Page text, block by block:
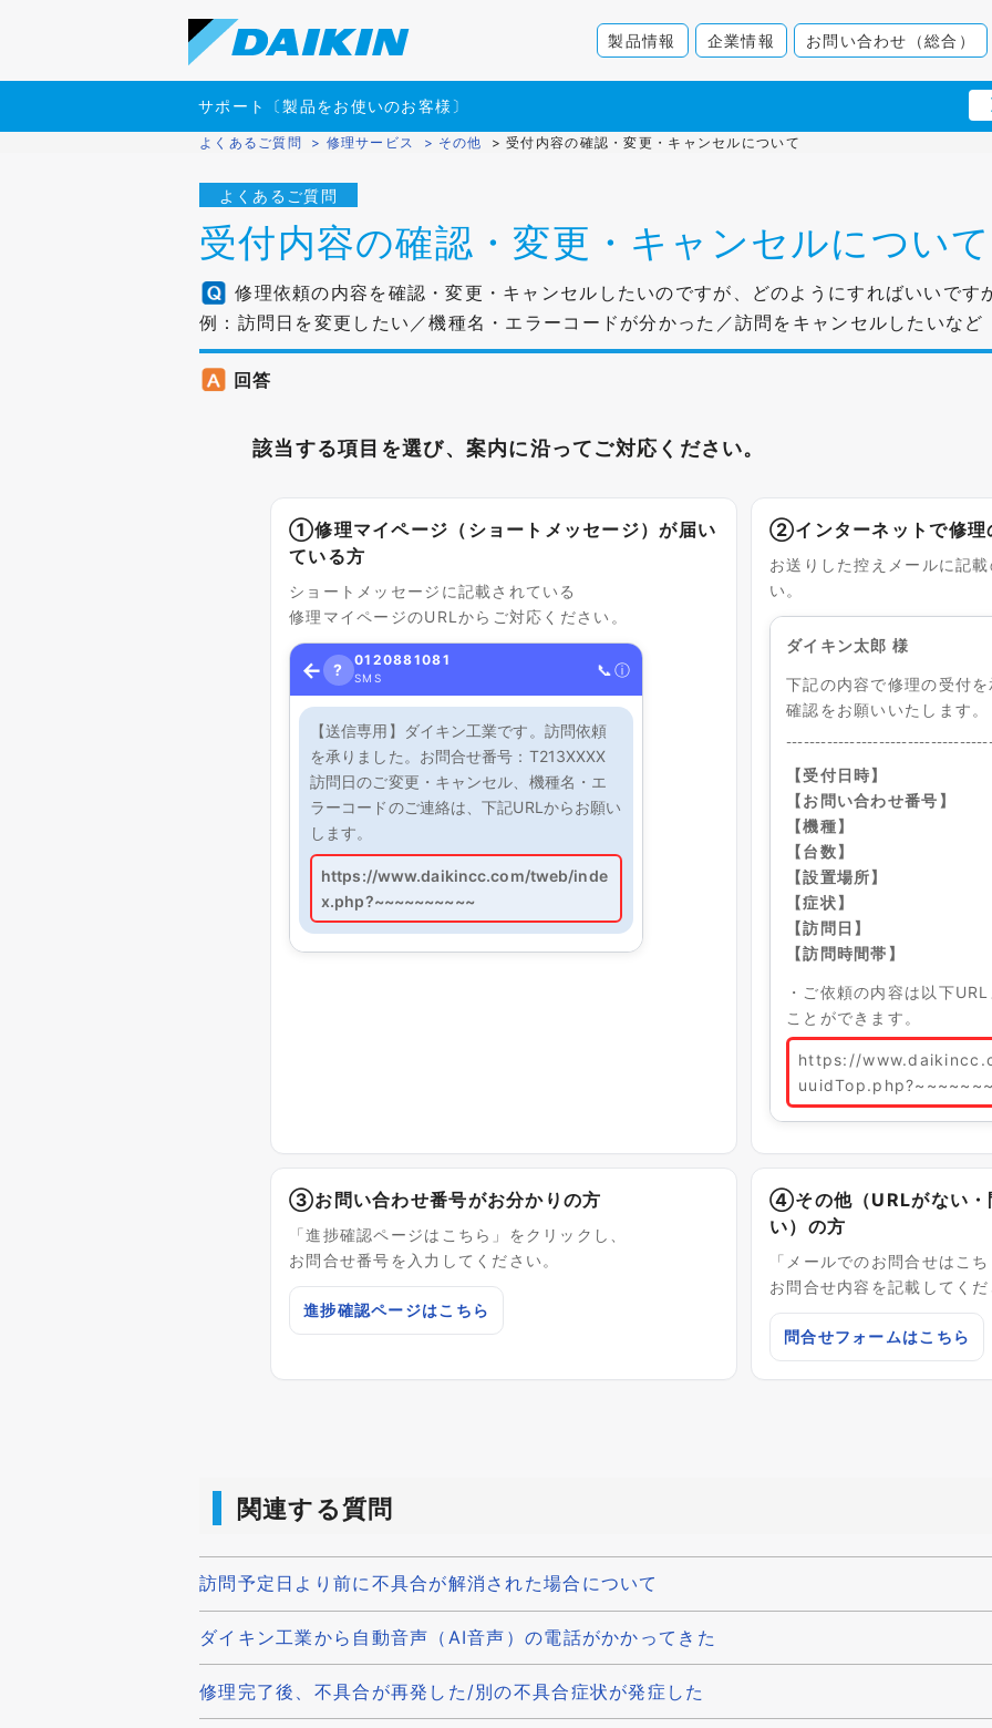
製品情報 企業情報 お問い合わせ（総合）
サポート〔製品をお使いのお客様〕
よくあるご質問 > 修理サービス > その他 > 受付内容の確認・変更・キャンセルについて
よくあるご質問
受付内容の確認・変更・キャンセルについて
修理依頼の内容を確認・変更・キャンセルしたいのですが、どのようにすればいいです
例：訪問日を変更したい／機種名・エラーコードが分かった／訪問をキャンセルしたいなど
回答
該当する項目を選び、案内に沿ってご対応ください。
①修理マイページ（ショートメッセージ）が届い
ている方
ショートメッセージに記載されている
修理マイページのURLからご対応ください。
← ? 0120881081
SMS 📞ⓘ
【送信専用】ダイキン工業です。訪問依頼
を承りました。お問合せ番号：T213XXXX
訪問日のご変更・キャンセル、機種名・エ
ラーコードのご連絡は、下記URLからお願い
します。
https://www.daikincc.com/tweb/inde
x.php?~~~~~~~~~~
②インターネットで修理
お送りした控えメールに記
い。
ダイキン太郎 様
下記の内容で修理の受付
確認をお願いいたします。
【受付日時】
【お問い合わせ番号】
【機種】
【台数】
【設置場所】
【症状】
【訪問日】
【訪問時間帯】
・ご依頼の内容は以下
ことができます。
https://
③お問い合わせ番号がお分かりの方
「進捗確認ページはこちら」をクリックし、
お問合せ番号を入力してください。
進捗確認ページはこちら
④その他（URLがない・
い）の方
「メールでのお問合せはこ
お問合せ内容を記載してく
問合せフォームはこちら
関連する質問
訪問予定日より前に不具合が解消された場合について
ダイキン工業から自動音声（AI音声）の電話がかかってきた
修理完了後、不具合が再発した/別の不具合症状が発症した